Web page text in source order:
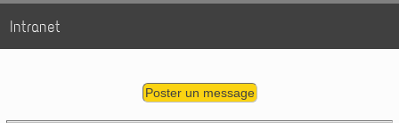
Intranet
Poster un message